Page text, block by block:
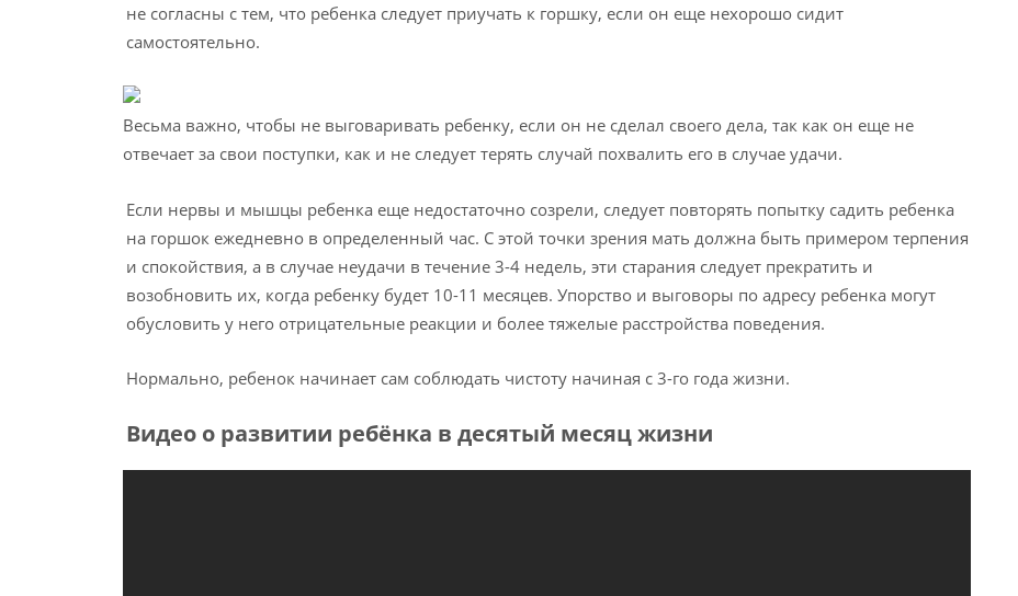
не согласны с тем, что ребенка следует приучать к горшку, если он еще нехорошо сидит
самостоятельно.
Весьма важно, чтобы не выговаривать ребенку, если он не сделал своего дела, так как он еще не
отвечает за свои поступки, как и не следует терять случай похвалить его в случае удачи.
Если нервы и мышцы ребенка еще недостаточно созрели, следует повторять попытку садить ребенка
на горшок ежедневно в определенный час. С этой точки зрения мать должна быть примером терпения
и спокойствия, а в случае неудачи в течение 3-4 недель, эти старания следует прекратить и
возобновить их, когда ребенку будет 10-11 месяцев. Упорство и выговоры по адресу ребенка могут
обусловить у него отрицательные реакции и более тяжелые расстройства поведения.
Нормально, ребенок начинает сам соблюдать чистоту начиная с 3-го года жизни.
Видео о развитии ребёнка в десятый месяц жизни